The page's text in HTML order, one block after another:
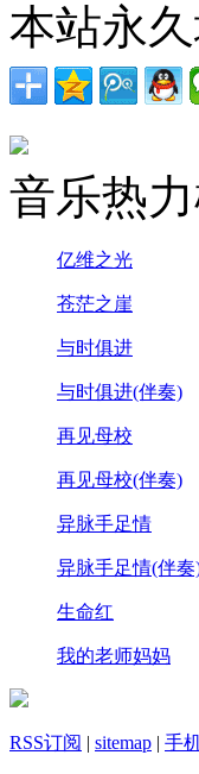
本站永
音乐热
亿维之光
苍茫之崖
与时俱进
与时俱进(伴奏)
再见母校
再见母校(伴奏)
异脉手足情
异脉手足情(伴奏
生命红
我的老师妈妈
RSS订阅 | sitemap | 手